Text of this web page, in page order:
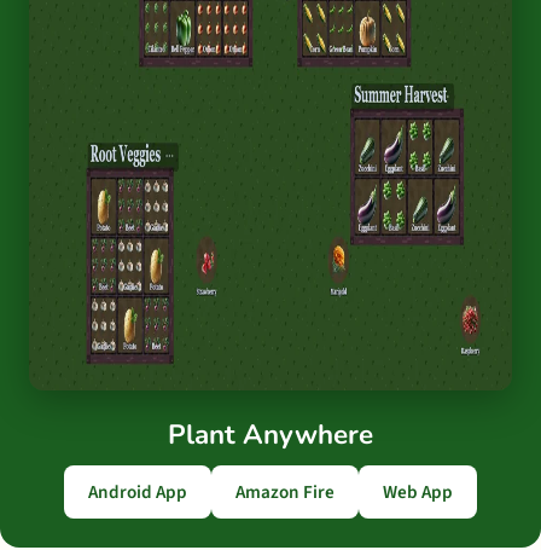
Plant Anywhere
Android App Amazon Fire Web App